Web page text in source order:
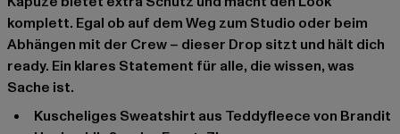
komplett. Egal ob auf dem Weg zum Studio oder beim
Abhängen mit der Crew – dieser Drop sitzt und hält dich
ready. Ein klares Statement für alle, die wissen, was
Sache ist.
Kuscheliges Sweatshirt aus Teddyfleece von Brandit